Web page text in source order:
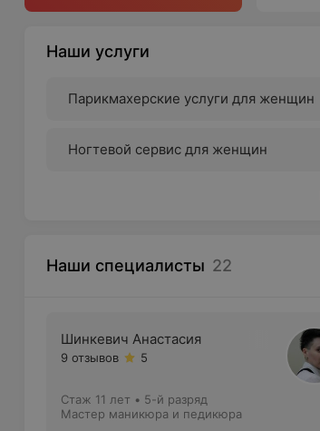
Наши услуги
Парикмахерские услуги для женщин
Ногтевой сервис для женщин
Наши специалисты 22
Шинкевич Анастасия
9 отзывов 5
Стаж 11 лет • 5-й разряд
Мастер маникюра и педикюра